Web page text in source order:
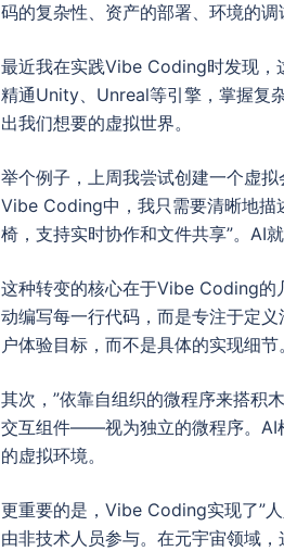
码的复杂性、资产的部署、环境的
最近我在实践Vibe Coding时发现，
精通Unity、Unreal等引擎，掌握复
出我们想要的虚拟世界。
举个例子，上周我尝试创建一个虚
Vibe Coding中，我只需要清晰地描
椅，支持实时协作和文件共享”。AI
这种转变的核心在于Vibe Coding的
动编写每一行代码，而是专注于定
户体验目标，而不是具体的实现细节。
其次，”依靠自组织的微程序来搭积
交互组件——视为独立的微程序。AI
的虚拟环境。
更重要的是，Vibe Coding实现了”
由非技术人员参与。在元宇宙领域